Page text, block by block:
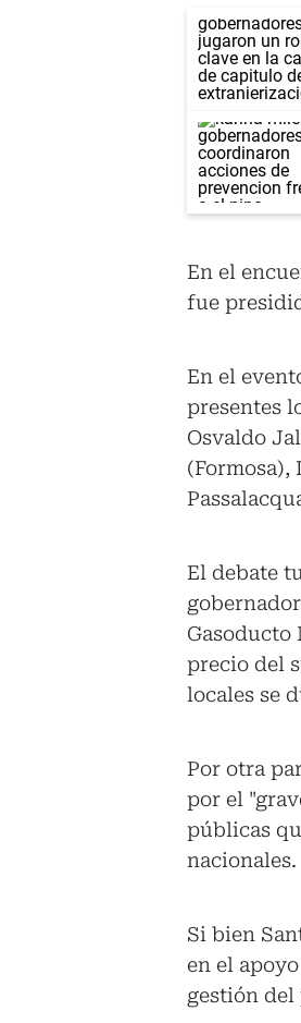
En el
fue
En el
presentes
Osvaldo
(Formosa),
El debate
Gasoducto
precio del
locales se
Por otra
por el
públicas
nacionales.
Si bien
en el
gestión del